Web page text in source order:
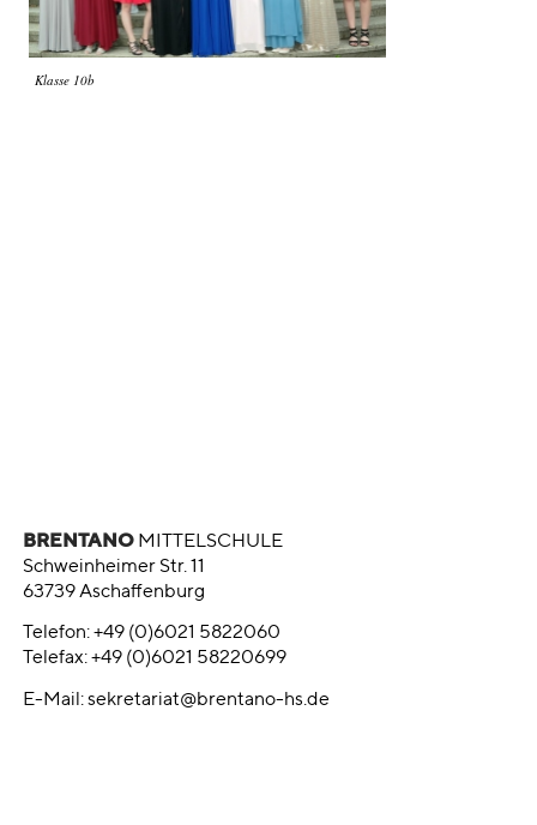
Klasse 10b
BRENTANOMITTELSCHULE
Schweinheimer Str. 11
63739 Aschaffenburg
Telefon: +49 (0)6021 5822060
Telefax: +49 (0)6021 58220699
E-Mail:sekretariat@brentano-hs.de